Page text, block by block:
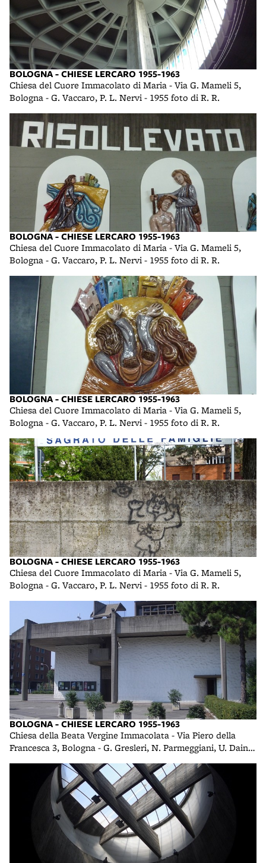
BOLOGNA - CHIESE LERCARO 1955-1963
Chiesa del Cuore Immacolato di Maria - Via G. Mameli 5,
Bologna - G. Vaccaro, P. L. Nervi - 1955 foto di R. R.
BOLOGNA - CHIESE LERCARO 1955-1963
Chiesa del Cuore Immacolato di Maria - Via G. Mameli 5,
Bologna - G. Vaccaro, P. L. Nervi - 1955 foto di R. R.
BOLOGNA - CHIESE LERCARO 1955-1963
Chiesa del Cuore Immacolato di Maria - Via G. Mameli 5,
Bologna - G. Vaccaro, P. L. Nervi - 1955 foto di R. R.
BOLOGNA - CHIESE LERCARO 1955-1963
Chiesa del Cuore Immacolato di Maria - Via G. Mameli 5,
Bologna - G. Vaccaro, P. L. Nervi - 1955 foto di R. R.
BOLOGNA - CHIESE LERCARO 1955-1963
Chiesa della Beata Vergine Immacolata - Via Piero della
Francesca 3, Bologna - G. Gresleri, N. Parmeggiani, U. Daini -